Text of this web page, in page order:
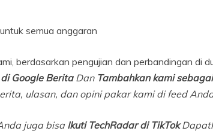
semua anggaran
berdasarkan pengujian dan perbandingan di
Google BeritaDan Tambahkan kami
ulasan, dan opini pakar kami di feed
juga bisa Ikuti TechRadar di TikTok